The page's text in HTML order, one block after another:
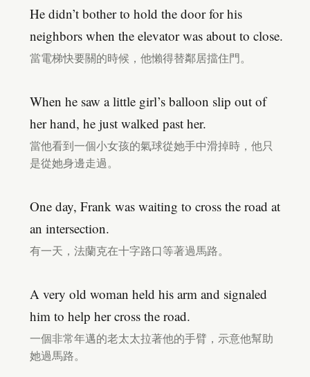
He didn’t bother to hold the door for his
neighbors when the elevator was about to close.
當電梯快要關的時候，他懶得替鄰居擋住門。
When he saw a little girl’s balloon slip out of
her hand, he just walked past her.
當他看到一個小女孩的氣球從她手中滑掉時，他只
是從她身邊走過。
One day, Frank was waiting to cross the road at
an intersection.
有一天，法蘭克在十字路口等著過馬路。
A very old woman held his arm and signaled
him to help her cross the road.
一個非常年邁的老太太拉著他的手臂，示意他幫助
她過馬路。